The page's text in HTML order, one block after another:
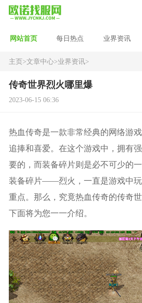
网站首页 每日热点 业界资讯
主页>文章中心>业界资讯>
传奇世界烈火哪里爆
2023-06-15 06:36
热血传奇是一款非常经典的网络游
追捧和喜爱。在这个游戏中，拥有
要的，而装备碎片则是必不可少的
装备碎片——烈火，一直是游戏中
重点。那么，究竟热血传奇的传奇
下面将为您一一介绍。